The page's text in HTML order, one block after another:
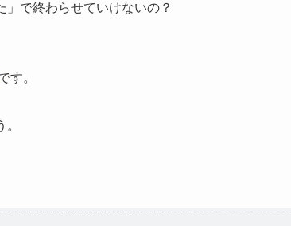
で終わらせていけないの？
す。